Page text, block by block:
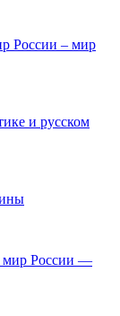
России – мир
и русском
мир России —